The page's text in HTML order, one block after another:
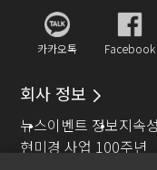
카카오톡 Facebook
회사 정보
뉴스이벤트 정보지속성
현미경 사업 100주년